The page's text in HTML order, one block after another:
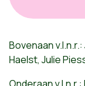
Bovenaan
Haelst, Julie
Onderaan